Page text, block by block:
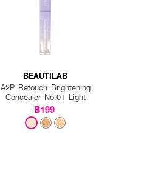
BEAUTILAB
A2P Retouch Brightening
Concealer No.01 Light
฿199